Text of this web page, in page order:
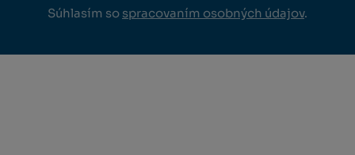
Súhlasím so spracovaním osobných údajov.